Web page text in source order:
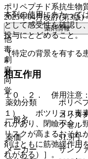
本剤の使用にあたって
として感受性を確認し
投与にとどめること。
（特定の背景を有する
相互作用
１０．２． 併用注意：
１）． ボツリヌス毒
れがあり、閉瞼不全・
リスクが高まるおそれ
剤はともに筋弛緩作用
れがある）］。
ポリペプチド系抗生物
2025年04月改訂(第3版)
薬剤情報
他
毒
劇
麻
向
覚
薬効分類
ポリペ
一般名
コリス
プセル
薬価
51.9円
メーカー
サンフ